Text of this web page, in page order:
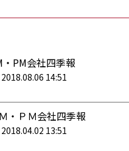
・PM会社四季報
2018.08.06 14:51
・ＰＭ会社四季報
2018.04.02 13:51